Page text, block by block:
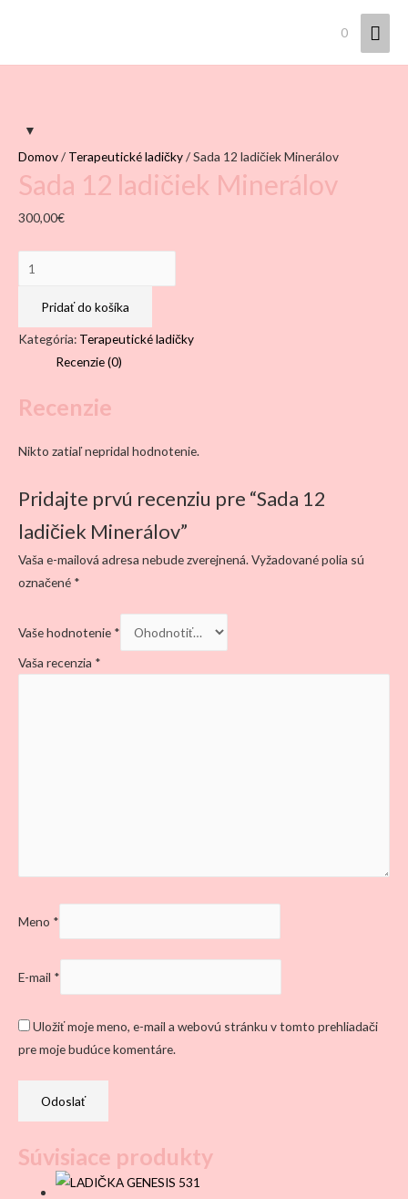
0
Domov/ Terapeutické ladičky/ Sada 12 ladičiek Minerálov
Sada 12 ladičiek Minerálov
300,00€
množstvo
Sada
ladičiek
Pridať do košíka
Kategória: Terapeutické ladičky
Recenzie (0)
Recenzie
Nikto zatiaľ nepridal hodnotenie.
Pridajte prvú recenziu pre “Sada 12
ladičiek Minerálov”
Vaša e-mailová adresa nebude zverejnená. Vyžadované polia sú
označené *
Vaše hodnotenie *
Vaša recenzia *
Meno *
E-mail *
Uložiť moje meno, e-mail a webovú stránku v tomto prehliadači
pre moje budúce komentáre.
Súvisiace produkty